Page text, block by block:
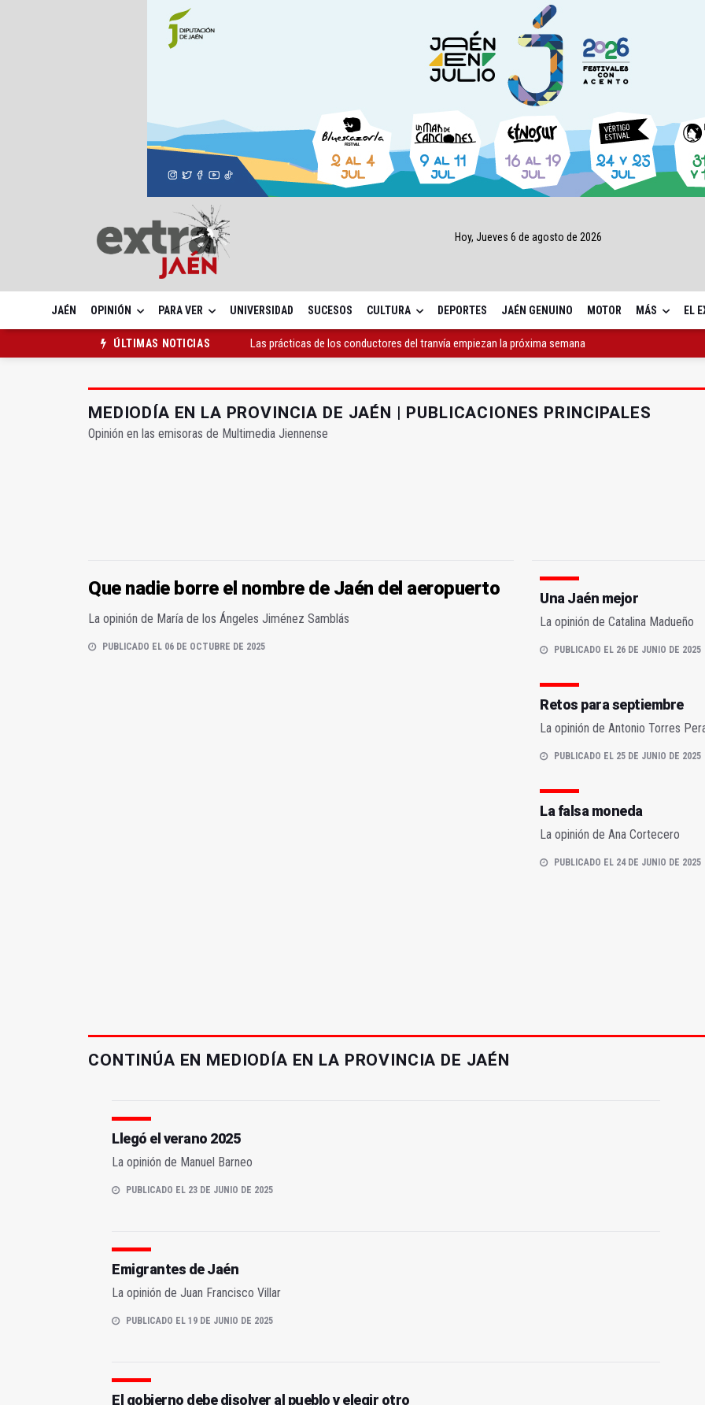
Hoy, Jueves 6 de agosto de 2026
JAÉN OPINIÓN PARA VER UNIVERSIDAD SUCESOS CULTURA DEPORTES JAÉN GENUINO MOTOR MÁS EL
ÚLTIMAS NOTICIAS
Las prácticas de los conductores del tranvía empiezan la próxima semana
Diputación, segundo patrocinador del Real Jaén en categoría bronce
MEDIODÍA EN LA PROVINCIA DE JAÉN | PUBLICACIONES PRINCIPALES
Opinión en las emisoras de Multimedia Jiennense
Que nadie borre el nombre de Jaén del aeropuerto
La opinión de María de los Ángeles Jiménez Samblás
PUBLICADO EL 06 DE OCTUBRE DE 2025
Una Jaén mejor
La opinión de Catalina Madueño
PUBLICADO EL 26 DE JUNIO DE 2025
Retos para septiembre
La opinión de Antonio Torres
PUBLICADO EL 25 DE JUNIO DE 2025
La falsa moneda
La opinión de Ana Cortecero
PUBLICADO EL 24 DE JUNIO DE 2025
CONTINÚA EN MEDIODÍA EN LA PROVINCIA DE JAÉN
Llegó el verano 2025
La opinión de Manuel Barneo
PUBLICADO EL 23 DE JUNIO DE 2025
Emigrantes de Jaén
La opinión de Juan Francisco Villar
PUBLICADO EL 19 DE JUNIO DE 2025
El gobierno debe disolver al pueblo y elegir otro